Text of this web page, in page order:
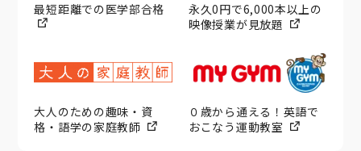
最短距離での医学部合格
永久0円で6,000本以上の
映像授業が見放題
大人のための趣味・資
格・語学の家庭教師
０歳から通える！英語で
おこなう運動教室